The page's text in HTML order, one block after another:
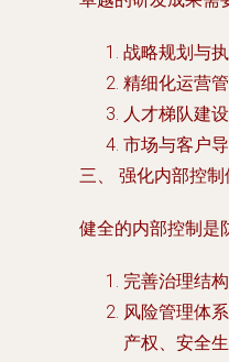
战略规划与
精细化运营
人才梯队建设
市场与客户
三、 强化内部控
健全的内部控制是
完善治理结构
风险管理体
产权、安全